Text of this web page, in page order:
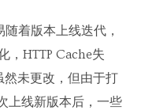
着版本上线迭代，
，HTTP Cache失
未更改，但由于打
上线新版本后，一些